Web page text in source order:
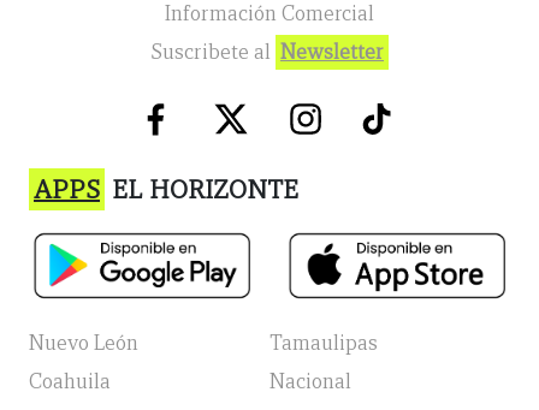
Información Comercial
Suscribete al Newsletter
APPS EL HORIZONTE
Nuevo León
Tamaulipas
Coahuila
Nacional